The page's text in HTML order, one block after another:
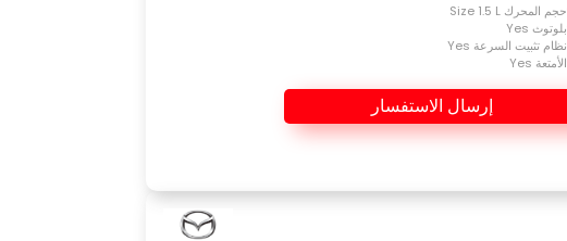
حجم المحرك Size 1.5 L
بلوتوث Yes
نظام تثبيت السرعة Yes
الأمتعة Yes
إرسال الاستفسار